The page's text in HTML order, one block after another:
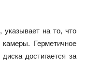
на то, что
Герметичное
достигается за